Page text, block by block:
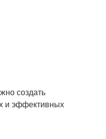
создать
и эффективных